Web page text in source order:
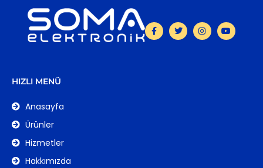
HIZLI MENÜ
Anasayfa
Ürünler
Hizmetler
Hakkımızda